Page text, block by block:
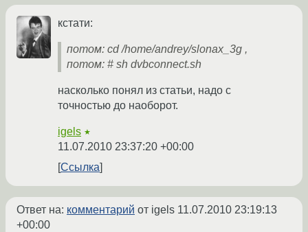
кстати:
потом: cd /home/andrey/slonax_3g ,
потом: # sh dvbconnect.sh
насколько понял из статьи, надо с
точностью до наоборот.
igels ★
11.07.2010 23:37:20 +00:00
Ссылка
Ответ на: комментарий от igels 11.07.2010 23:19:13
+00:00